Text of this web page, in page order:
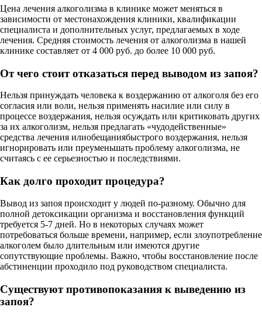
Цена лечения алкоголизма в клинике может меняться в
зависимости от местонахождения клиники, квалификации
специалиста и дополнительных услуг, предлагаемых в ходе
лечения. Средняя стоимость лечения от алкоголизма в нашей
клинике составляет от 4 000 руб. до более 10 000 руб.
От чего стоит отказаться перед выводом из запоя?
Нельзя принуждать человека к воздержанию от алкоголя без его
согласия или воли, нельзя применять насилие или силу в
процессе воздержания, нельзя осуждать или критиковать других
за их алкоголизм, нельзя предлагать «чудодейственные»
средства лечения илиобещаниябыстрого воздержания, нельзя
игнорировать или преуменьшать проблему алкоголизма, не
считаясь с ее серьезностью и последствиями.
Как долго проходит процедура?
Вывод из запоя происходит у людей по-разному. Обычно для
полной детоксикации организма и восстановления функций
требуется 5-7 дней. Но в некоторых случаях может
потребоваться больше времени, например, если злоупотребление
алкоголем было длительным или имеются другие
сопутствующие проблемы. Важно, чтобы восстановление после
абстиненции проходило под руководством специалиста.
Существуют противопоказания к выведению из
запоя?